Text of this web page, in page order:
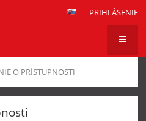
PRIHLÁSENIE
O PRÍSTUPNOSTI